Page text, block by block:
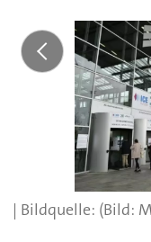
(Bild: